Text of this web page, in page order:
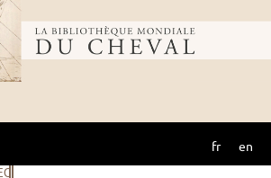
du
fr en